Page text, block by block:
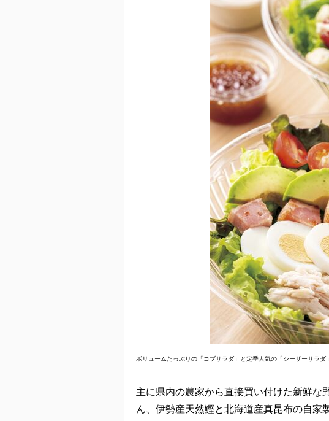
ボリュームたっぷりの「コブサラダ」と定番人気の「シーザーサラ
主に県内の農家から直接買い付けた新鮮な
ん、伊勢産天然鰹と北海道産真昆布の自家